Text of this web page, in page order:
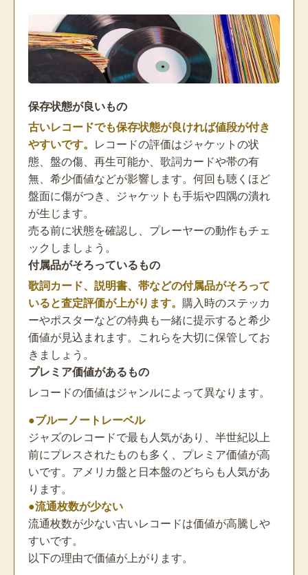
保存状態が良いもの
古いレコードでも保存状態が良ければ値段が付き
やすいです。 レコードの評価はジャケットの状
態、盤の傷、再生可能か、歌詞カードや帯の有
無、希少価値などが影響します。何回も聴くほど
盤面に傷がつき、ジャケットも手垢や四隅の潰れ
が生じます。
売る前に状態を確認し、プレーヤーの動作もチェ
ックしましょう。
付属品がそろっているもの
歌詞カード、説明書、帯などの付属品がそろって
いると査定評価が上がります。 購入時のステッカ
ーやポスターなどの特典も一緒に提示すると希少
価値が見込まれます。これらを大切に保管してお
きましょう。
プレミア価値があるもの
レコードの価値はジャンルによって異なります。
●ブルーノートレーベル
ジャズのレコードで最も人気があり、半世紀以上
前にプレスされたものも多く、プレミア価値が高
いです。アメリカ盤と日本盤のどちらも人気があ
ります。
●流通枚数が少ない
流通枚数が少ない古いレコードは価値が高騰しや
すいです。
以下の理由で価値が上がります。